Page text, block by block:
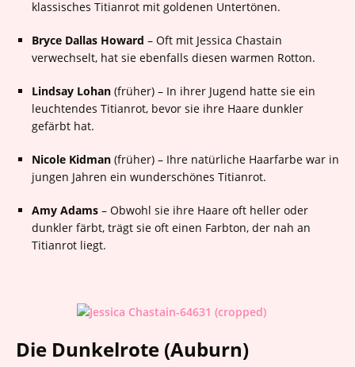
klassisches Titianrot mit goldenen Untertönen.
Bryce Dallas Howard – Oft mit Jessica Chastain
verwechselt, hat sie ebenfalls diesen warmen Rotton.
Lindsay Lohan (früher) – In ihrer Jugend hatte sie ein
leuchtendes Titianrot, bevor sie ihre Haare dunkler
gefärbt hat.
Nicole Kidman (früher) – Ihre natürliche Haarfarbe war in
jungen Jahren ein wunderschönes Titianrot.
Amy Adams – Obwohl sie ihre Haare oft heller oder
dunkler färbt, trägt sie oft einen Farbton, der nah an
Titianrot liegt.
Die Dunkelrote (Auburn)